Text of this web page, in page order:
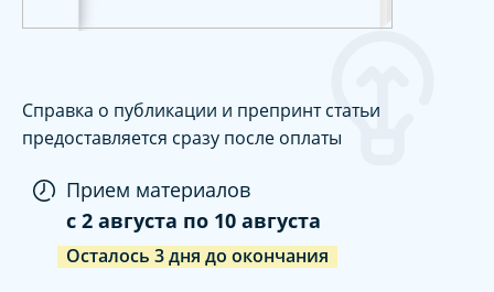
Справка о публикации и препринт статьи
предоставляется сразу после оплаты
Прием материалов
c 2 августа по 10 августа
Осталось 3дня до окончания